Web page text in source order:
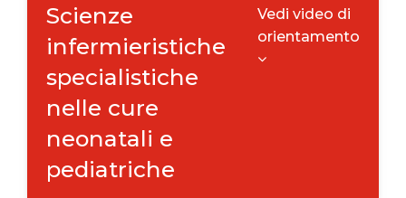
Scienze
infermieristiche
specialistiche
nelle cure
neonatali e
pediatriche
Vedi video di
orientamento